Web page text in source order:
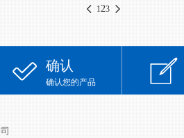
123
确认
确认您的产品